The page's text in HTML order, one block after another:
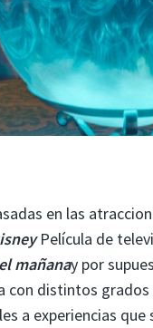
en las
Película de
mañanay por
distintos
a experiencias que